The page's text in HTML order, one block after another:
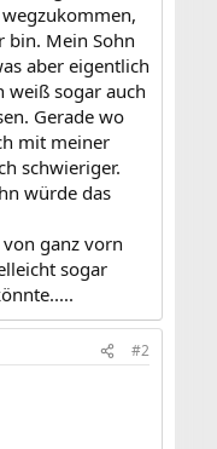
bin. Mein Sohn
aber eigentlich
weiß sogar auch
Gerade wo
mit meiner
schwieriger.
würde das
ganz vorn
sogar
#2